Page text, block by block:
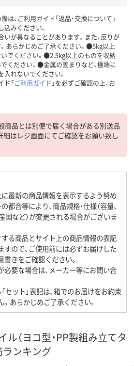
は、ご利用ガイド「返品・交換について」
込みください。
が異なることがあります。また、反りが
あらかじめご了承ください。●5kg以上
でください。●2.5kg以上のものを収納
ください。●金属の固まりなど、極端に
入れないでください。
ド「ご利用ガイド 」を必ずご確認の上、お
商品とは別便で届く場合がある別送品
細はレジ画面にてご確認をお願い致し
最新の商品情報を表示するよう努め
都合等により、商品規格・仕様（容量、
国など）が変更される場合がございま
する商品とサイト上の商品情報の表記
ので、ご使用前には必ずお届けした
きをご確認ください。
必要な場合は、メーカー等にお問い合
セット」表記は、箱でのお届けをお約束
あらかじめご了承ください。
ル（ヨコ型・PP製組み立てタ
ランキング